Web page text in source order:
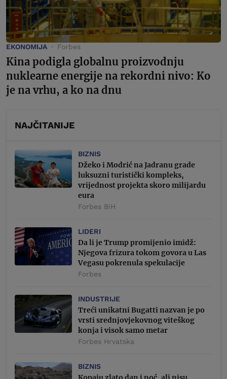
EKONOMIJA Forbes
Kina podigla globalnu proizvodnju
nuklearne energije na rekordni nivo: Ko
je na vrhu, a ko na dnu
NAJČITANIJE
BIZNIS
Džeko i Modrić na Jadranu grade
luksuzni turistički kompleks,
vrijednost projekta skoro milijardu
eura
Forbes BiH
LIDERI
Da li je Trump promijenio imidž:
Njegova frizura tokom govora u Las
Vegasu pokrenula spekulacije
Forbes
INDUSTRIJE
Treći unikatni Bugatti nazvan je po
vrsti srednjovjekovnog viteškog
konja i visok samo metar
Forbes Hrvatska
BIZNIS